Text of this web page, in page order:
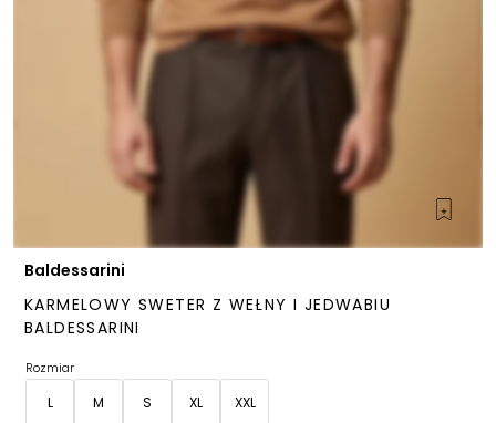
Baldessarini
KARMELOWY SWETER Z WEŁNY I JEDWABIU
BALDESSARINI
Rozmiar
L M S XL XXL